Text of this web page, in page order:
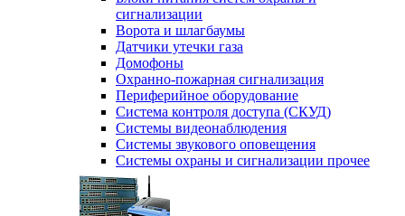
сигнализации
Ворота и шлагбаумы
Датчики утечки газа
Домофоны
Охранно-пожарная сигнализация
Периферийное оборудование
Система контроля доступа (СКУД)
Системы видеонаблюдения
Системы звукового оповещения
Системы охраны и сигнализации прочее